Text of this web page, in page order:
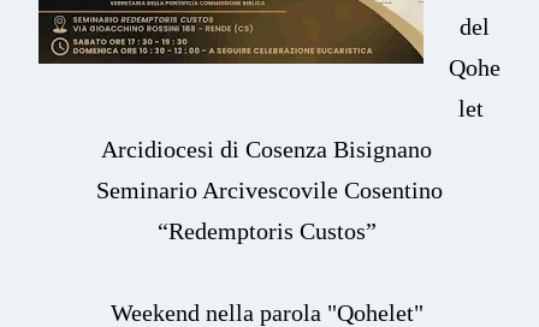
del
Qohe
let
Arcidiocesi di Cosenza Bisignano
Seminario Arcivescovile Cosentino
“Redemptoris Custos”
Weekend nella parola "Qohelet"